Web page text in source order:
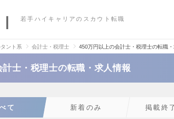
若手ハイキャリアのスカウト転職
ント系 会計士・税理士 450万円以上の会計士・税理士の転職
士・税理士の転職・求人情報
て 新着のみ 掲載終